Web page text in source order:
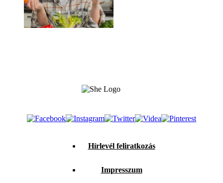
Hírlevél feliratkozás
Impresszum